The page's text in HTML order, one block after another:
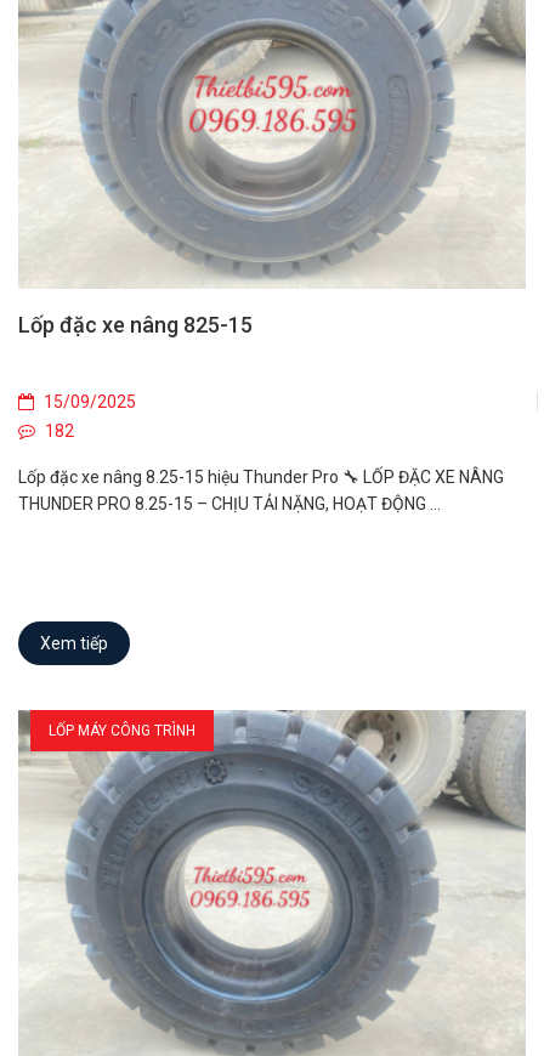
Lốp đặc xe nâng 825-15
15/09/2025
182
Lốp đặc xe nâng 8.25-15 hiệu Thunder Pro 🔧 LỐP ĐẶC XE NÂNG
THUNDER PRO 8.25-15 – CHỊU TẢI NẶNG, HOẠT ĐỘNG ...
Xem tiếp
LỐP MÁY CÔNG TRÌNH